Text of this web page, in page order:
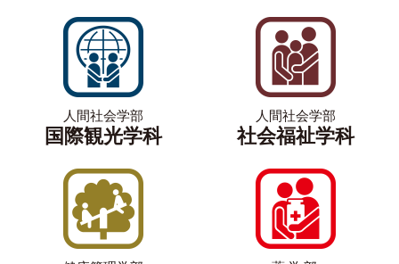
人間社会学部
国際観光学科
人間社会学部
社会福祉学科